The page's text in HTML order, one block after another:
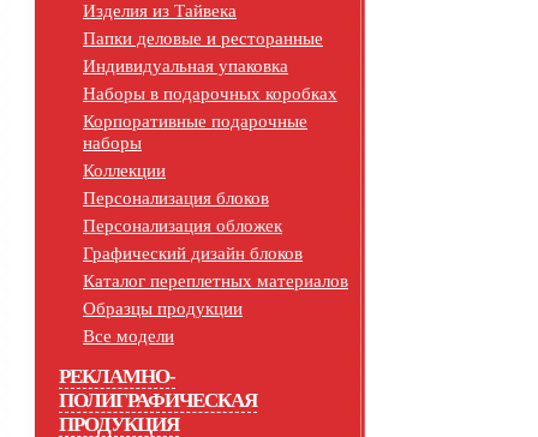
Изделия из Тайвека
Папки деловые и ресторанные
Индивидуальная упаковка
Наборы в подарочных коробках
Корпоративные подарочные
наборы
Коллекции
Персонализация блоков
Персонализация обложек
Графический дизайн блоков
Каталог переплетных материалов
Образцы продукции
Все модели
РЕКЛАМНО-
ПОЛИГРАФИЧЕСКАЯ
ПРОДУКЦИЯ